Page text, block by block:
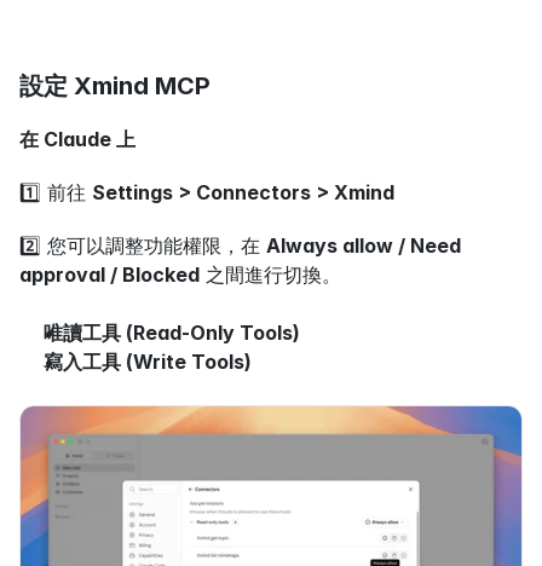
設定 Xmind MCP
在 Claude 上
1️⃣ 前往 Settings > Connectors > Xmind
2️⃣ 您可以調整功能權限，在 Always allow / Need
approval / Blocked 之間進行切換。
唯讀工具 (Read-Only Tools)
寫入工具 (Write Tools)